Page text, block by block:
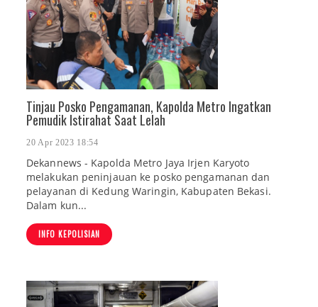
Tinjau Posko Pengamanan, Kapolda Metro Ingatkan
Pemudik Istirahat Saat Lelah
20 Apr 2023 18:54
Dekannews - Kapolda Metro Jaya Irjen Karyoto
melakukan peninjauan ke posko pengamanan dan
pelayanan di Kedung Waringin, Kabupaten Bekasi.
Dalam kun...
INFO KEPOLISIAN